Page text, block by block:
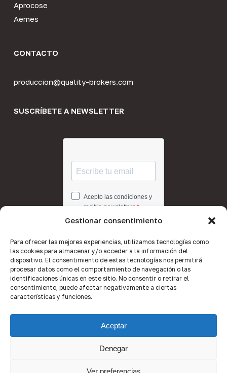
Gestionar consentimiento
Para ofrecer las mejores experiencias, utilizamos tecnologías como
las cookies para almacenar y/o acceder a la información del
dispositivo. El consentimiento de estas tecnologías nos permitirá
procesar datos como el comportamiento de navegación o las
identificaciones únicas en este sitio. No consentir o retirar el
consentimiento, puede afectar negativamente a ciertas
características y funciones.
Aceptar
Denegar
Ver preferencias
Aprocose
Aemes
CONTACTO
produccion@quality-brokers.com
SUSCRÍBETE A NEWSLETTER
© 2026 Quality Brokers Valencia.